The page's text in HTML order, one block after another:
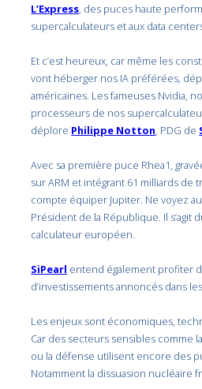
L’Express, des puces haute
supercalculateurs et aux data
Et c’est heureux, car même les
vont héberger nos IA préférées,
américaines. Les fameuses Nvidia,
processeurs de nos
déplore Philippe Notton, PDG de
Avec sa première puce Rhea1,
sur ARM et intégrant 61 milliards de
compte équiper Jupiter. Ne voyez
Président de la République. Il s’agit
calculateur européen.
SiPearl entend également profiter
d’investissements annoncés dans
Les enjeux sont économiques,
Car des secteurs sensibles comme
ou la défense utilisent encore des
Notamment la dissuasion nucléaire